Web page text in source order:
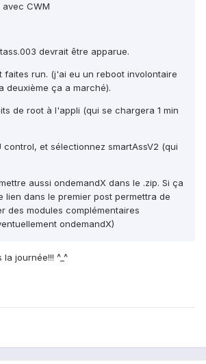
CWM
devrait être apparue.
faites run. (j'ai eu un reboot involontaire
deuxième ça a marché).
de root à l'appli (qui se chargera 1 min
control, et sélectionnez smartAssV2 (qui
aussi ondemandX dans le .zip. Si ça
lien dans le premier post permettra de
des modules complémentaires
ondemandX)
journée!!! ^_^